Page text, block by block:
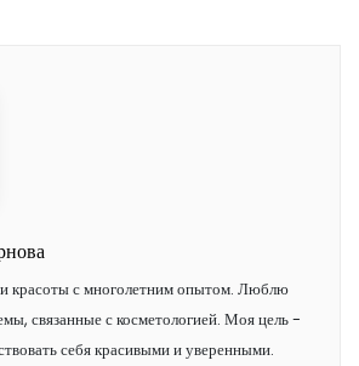
красоты с многолетним опытом. Люблю
связанные с косметологией. Моя цель -
себя красивыми и уверенными.